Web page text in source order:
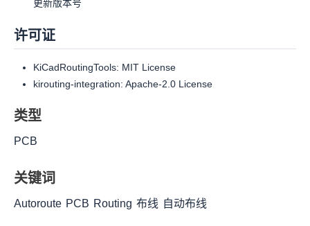
更新版本号
许可证
KiCadRoutingTools: MIT License
kirouting-integration: Apache-2.0 License
类型
PCB
关键词
Autoroute PCB Routing 布线 自动布线